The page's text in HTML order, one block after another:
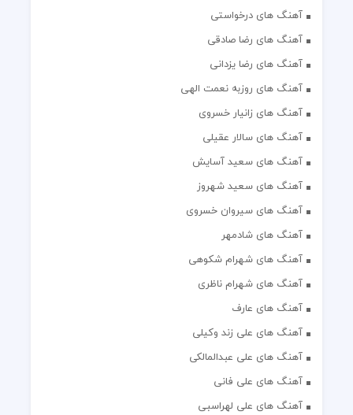
آهنگ های درخواستی
آهنگ های رضا صادقی
آهنگ های رضا یزدانی
آهنگ های روزبه نعمت الهی
آهنگ های زانیار خسروی
آهنگ های سالار عقیلی
آهنگ های سعید آسایش
آهنگ های سعید شهروز
آهنگ های سیروان خسروی
آهنگ های شادمهر
آهنگ های شهرام شکوهی
آهنگ های شهرام ناظری
آهنگ های عارف
آهنگ های علی زند وکیلی
آهنگ های علی عبدالمالکی
آهنگ های علی فانی
آهنگ های علی لهراسبی